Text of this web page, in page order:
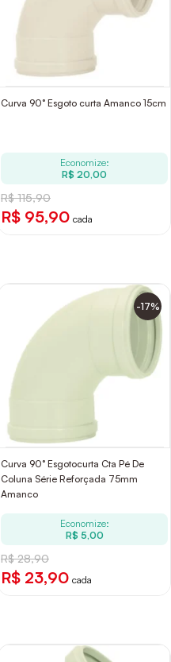
Curva 90° Esgoto curta Amanco 15cm
Economize:
R$ 20,00
R$ 115,90
R$ 95,90 cada
-17%
Curva 90° Esgotocurta Cta Pé De
Coluna Série Reforçada 75mm
Amanco
Economize:
R$ 5,00
R$ 28,90
R$ 23,90 cada